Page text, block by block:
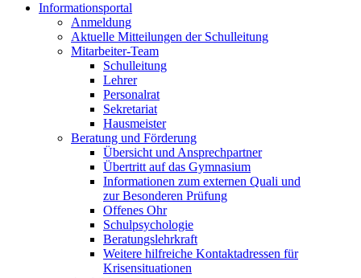
Informationsportal
Anmeldung
Aktuelle Mitteilungen der Schulleitung
Mitarbeiter-Team
Schulleitung
Lehrer
Personalrat
Sekretariat
Hausmeister
Beratung und Förderung
Übersicht und Ansprechpartner
Übertritt auf das Gymnasium
Informationen zum externen Quali und
zur Besonderen Prüfung
Offenes Ohr
Schulpsychologie
Beratungslehrkraft
Weitere hilfreiche Kontaktadressen für
Krisensituationen